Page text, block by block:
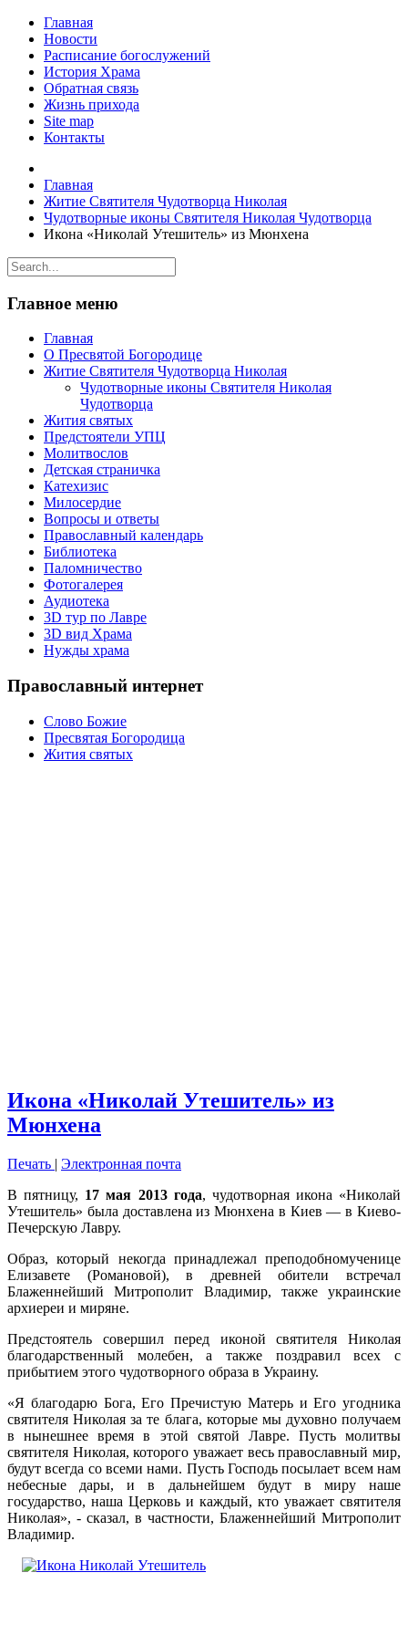
Главная
Новости
Расписание богослужений
История Храма
Обратная связь
Жизнь прихода
Site map
Контакты
Главная
Житие Святителя Чудотворца Николая
Чудотворные иконы Святителя Николая Чудотворца
Икона «Николай Утешитель» из Мюнхена
Главное меню
Главная
О Пресвятой Богородице
Житие Святителя Чудотворца Николая
Чудотворные иконы Святителя Николая
Чудотворца
Жития святых
Предстоятели УПЦ
Молитвослов
Детская страничка
Катехизис
Милосердие
Вопросы и ответы
Православный календарь
Библиотека
Паломничество
Фотогалерея
Аудиотека
3D тур по Лавре
3D вид Храма
Нужды храма
Православный интернет
Слово Божие
Пресвятая Богородица
Жития святых
Икона «Николай Утешитель» из
Мюнхена
Печать | Электронная почта
В пятницу, 17 мая 2013 года, чудотворная икона «Николай
Утешитель» была доставлена из Мюнхена в Киев — в Киево-
Печерскую Лавру.
Образ, который некогда принадлежал преподобномученице
Елизавете (Романовой), в древней обители встречал
Блаженнейший Митрополит Владимир, также украинские
архиереи и миряне.
Предстоятель совершил перед иконой святителя Николая
благодарственный молебен, а также поздравил всех с
прибытием этого чудотворного образа в Украину.
«Я благодарю Бога, Его Пречистую Матерь и Его угодника
святителя Николая за те блага, которые мы духовно получаем
в нынешнее время в этой святой Лавре. Пусть молитвы
святителя Николая, которого уважает весь православный мир,
будут всегда со всеми нами. Пусть Господь посылает всем нам
небесные дары, и в дальнейшем будут в миру наше
государство, наша Церковь и каждый, кто уважает святителя
Николая», - сказал, в частности, Блаженнейший Митрополит
Владимир.